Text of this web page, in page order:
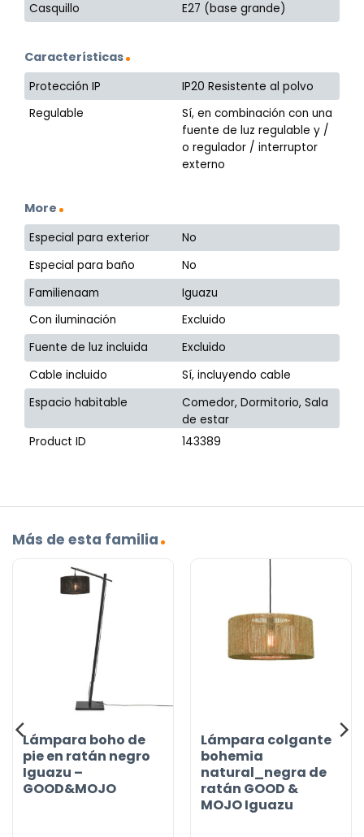
Casquillo E27 (base grande)
Características
Protección IP
IP20 Resistente al polvo
Regulable
Sí, en combinación con una
fuente de luz regulable y /
o regulador / interruptor
externo
More
Especial para exterior
No
Especial para baño
No
Familienaam
Iguazu
Con iluminación
Excluido
Fuente de luz incluida
Excluido
Cable incluido
Sí, incluyendo cable
Espacio habitable
Comedor, Dormitorio, Sala
de estar
Product ID
143389
Más de esta familia
Lámpara boho de
pie en ratán negro
Iguazu –
GOOD&MOJO
Lámpara colgante
bohemia
natural_negra de
ratán GOOD &
MOJO Iguazu